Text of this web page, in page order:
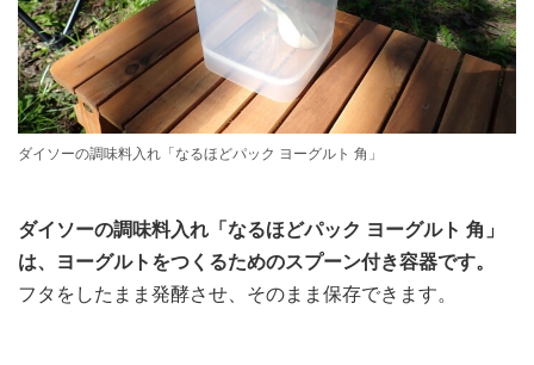
ダイソーの調味料入れ「なるほどパック ヨーグルト 角」
ダイソーの調味料入れ「なるほどパック ヨーグルト 角」
は、ヨーグルトをつくるためのスプーン付き容器です。
フタをしたまま発酵させ、そのまま保存できます。